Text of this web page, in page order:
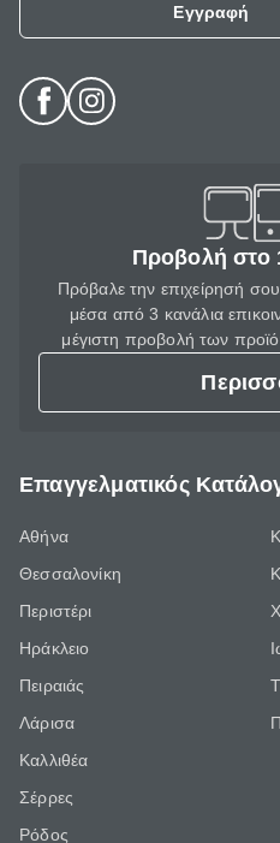
Εγγραφή
Προβολή στο
Πρόβαλε την επιχείρησή
μέσα από 3 κανάλια
μέγιστη προβολή των
Επαγγελματικός
Αθήνα
Θεσσαλονίκη
Περιστέρι
Ηράκλειο
Πειραιάς
Λάρισα
Καλλιθέα
Σέρρες
Ρόδος